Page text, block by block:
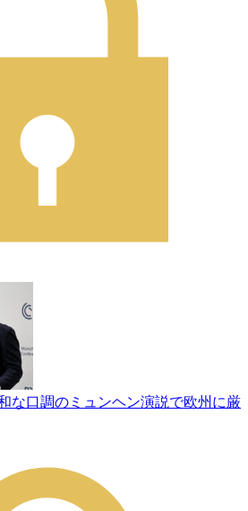
な口調のミュンヘン演説で欧州に厳